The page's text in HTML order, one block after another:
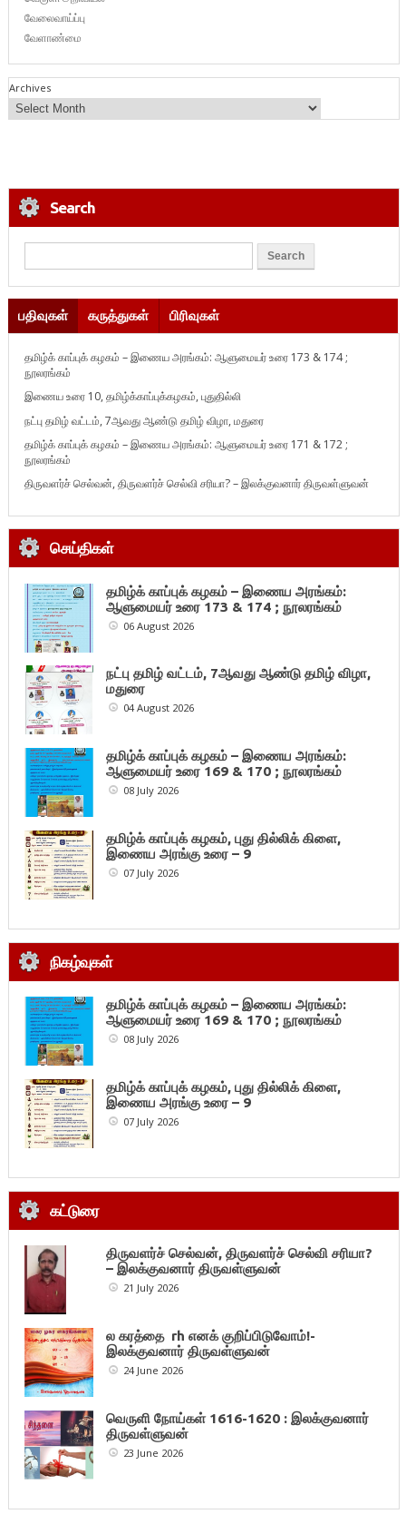
வேலைவாய்ப்பு
வேளாண்மை
Archives
Search
பதிவுகள் கருத்துகள் பிரிவுகள்
தமிழ்க் காப்புக் கழகம் – இணைய அரங்கம்: ஆளுமையர் உரை 173 & 174 ;
நூலரங்கம்
இணைய உரை 10, தமிழ்க்காப்புக்கழகம், புதுதில்லி
நட்பு தமிழ் வட்டம், 7ஆவது ஆண்டு தமிழ் விழா, மதுரை
தமிழ்க் காப்புக் கழகம் – இணைய அரங்கம்: ஆளுமையர் உரை 171 & 172 ;
நூலரங்கம்
திருவளர்ச் செல்வன், திருவளர்ச் செல்வி சரியா? – இலக்குவனார் திருவள்ளுவன்
செய்திகள்
தமிழ்க் காப்புக் கழகம் – இணைய அரங்கம்:
ஆளுமையர் உரை 173 & 174 ; நூலரங்கம்
06 August 2026
நட்பு தமிழ் வட்டம், 7ஆவது ஆண்டு தமிழ் விழா,
மதுரை
04 August 2026
தமிழ்க் காப்புக் கழகம் – இணைய அரங்கம்:
ஆளுமையர் உரை 169 & 170 ; நூலரங்கம்
08 July 2026
தமிழ்க் காப்புக் கழகம், புது தில்லிக் கிளை,
இணைய அரங்கு உரை – 9
07 July 2026
நிகழ்வுகள்
தமிழ்க் காப்புக் கழகம் – இணைய அரங்கம்:
ஆளுமையர் உரை 169 & 170 ; நூலரங்கம்
08 July 2026
தமிழ்க் காப்புக் கழகம், புது தில்லிக் கிளை,
இணைய அரங்கு உரை – 9
07 July 2026
கட்டுரை
திருவளர்ச் செல்வன், திருவளர்ச் செல்வி சரியா?
– இலக்குவனார் திருவள்ளுவன்
21 July 2026
ல கரத்தை rh எனக் குறிப்பிடுவோம்!-
இலக்குவனார் திருவள்ளுவன்
24 June 2026
வெருளி நோய்கள் 1616-1620 : இலக்குவனார்
திருவள்ளுவன்
23 June 2026